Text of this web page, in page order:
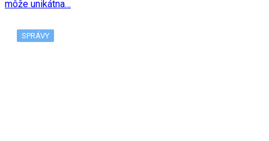
SPRÁVY